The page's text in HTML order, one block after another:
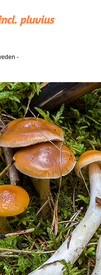
pluvius
-